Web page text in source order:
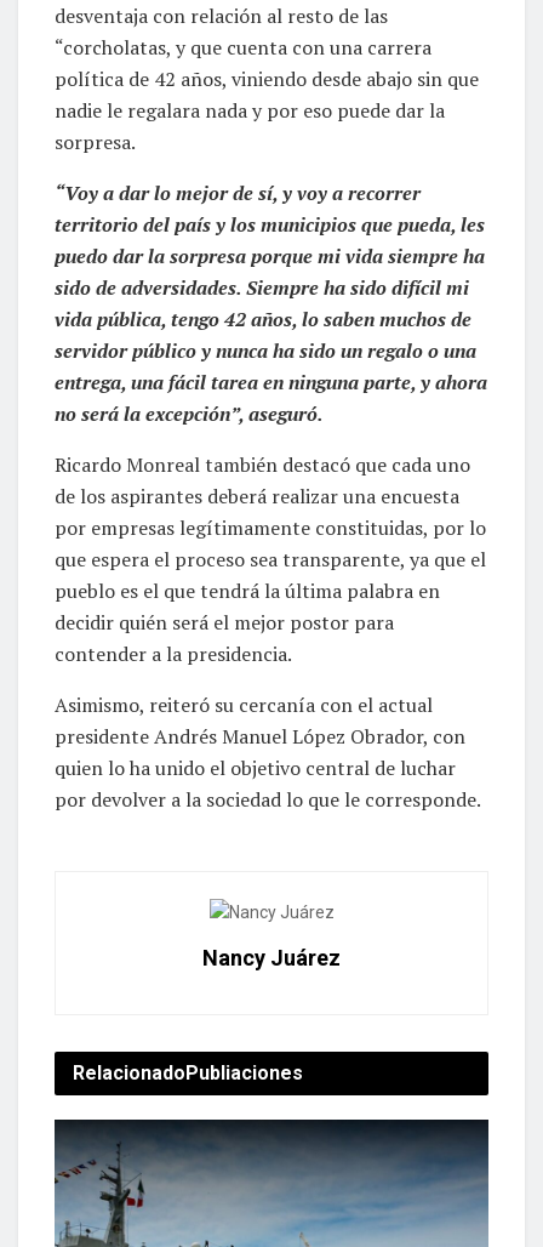
desventaja con relación al resto de las
“corcholatas, y que cuenta con una carrera
política de 42 años, viniendo desde abajo sin que
nadie le regalara nada y por eso puede dar la
sorpresa.
“Voy a dar lo mejor de sí, y voy a recorrer
territorio del país y los municipios que pueda, les
puedo dar la sorpresa porque mi vida siempre ha
sido de adversidades. Siempre ha sido difícil mi
vida pública, tengo 42 años, lo saben muchos de
servidor público y nunca ha sido un regalo o una
entrega, una fácil tarea en ninguna parte, y ahora
no será la excepción”, aseguró.
Ricardo Monreal también destacó que cada uno
de los aspirantes deberá realizar una encuesta
por empresas legítimamente constituidas, por lo
que espera el proceso sea transparente, ya que el
pueblo es el que tendrá la última palabra en
decidir quién será el mejor postor para
contender a la presidencia.
Asimismo, reiteró su cercanía con el actual
presidente Andrés Manuel López Obrador, con
quien lo ha unido el objetivo central de luchar
por devolver a la sociedad lo que le corresponde.
Nancy Juárez
RelacionadoPubliaciones